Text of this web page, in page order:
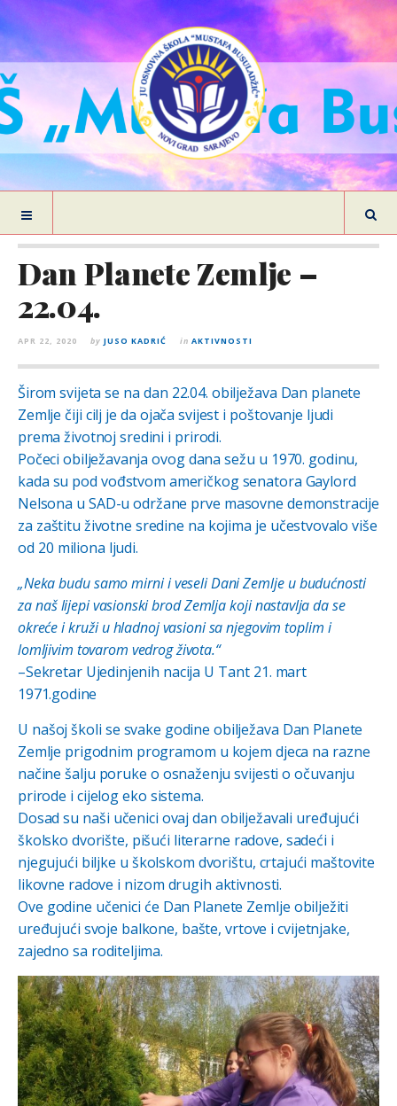
Dan Planete Zemlje –
22.04.
APR 22, 2020 by JUSO KADRIĆ in AKTIVNOSTI
Širom svijeta se na dan 22.04. obilježava Dan planete
Zemlje čiji cilj je da ojača svijest i poštovanje ljudi
prema životnoj sredini i prirodi.
Počeci obilježavanja ovog dana sežu u 1970. godinu,
kada su pod vođstvom američkog senatora Gaylord
Nelsona u SAD-u održane prve masovne demonstracije
za zaštitu životne sredine na kojima je učestvovalo više
od 20 miliona ljudi.
„Neka budu samo mirni i veseli Dani Zemlje u budućnosti
za naš lijepi vasionski brod Zemlja koji nastavlja da se
okreće i kruži u hladnoj vasioni sa njegovim toplim i
lomljivim tovarom vedrog života.“
–Sekretar Ujedinjenih nacija U Tant 21. mart
1971.godine
U našoj školi se svake godine obilježava Dan Planete
Zemlje prigodnim programom u kojem djeca na razne
načine šalju poruke o osnaženju svijesti o očuvanju
prirode i cijelog eko sistema.
Dosad su naši učenici ovaj dan obilježavali uređujući
školsko dvorište, pišući literarne radove, sadeći i
njegujući biljke u školskom dvorištu, crtajući maštovite
likovne radove i nizom drugih aktivnosti.
Ove godine učenici će Dan Planete Zemlje obilježiti
uređujući svoje balkone, bašte, vrtove i cvijetnjake,
zajedno sa roditeljima.